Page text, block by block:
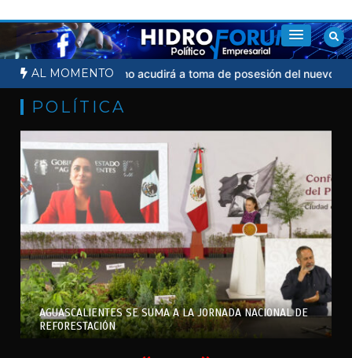
al
contenido
AL MOMENTO
Sheinbaum no acudirá a toma de posesión del nuevo
POLÍTICA
AGUASCALIENTES SE SUMA A LA JORNADA NACIONAL DE
REFORESTACIÓN